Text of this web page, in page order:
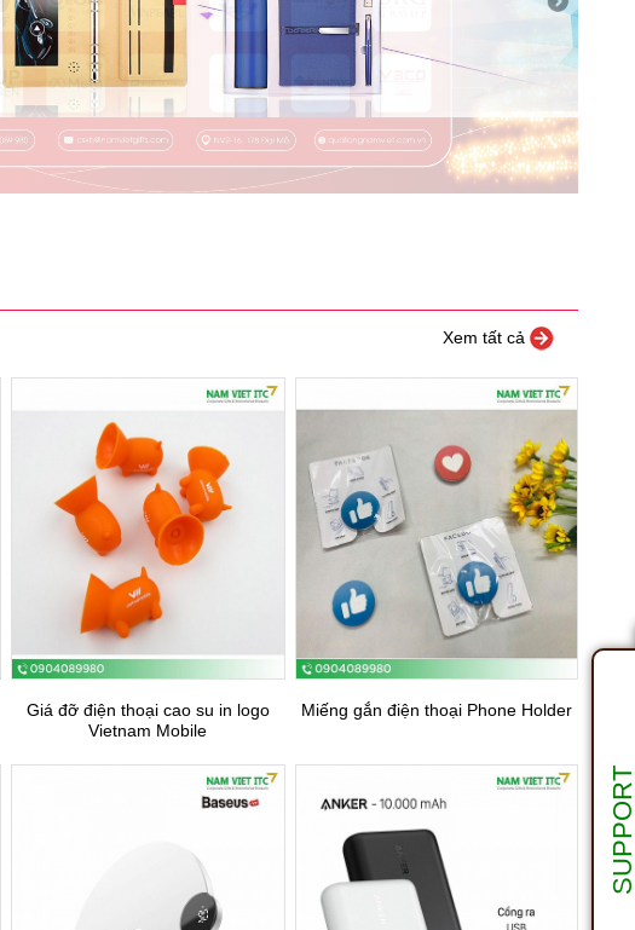
Xem tất cả
Giá đỡ điện thoại cao su in logo
Vietnam Mobile
Miếng gắn điện thoại Phone Holder